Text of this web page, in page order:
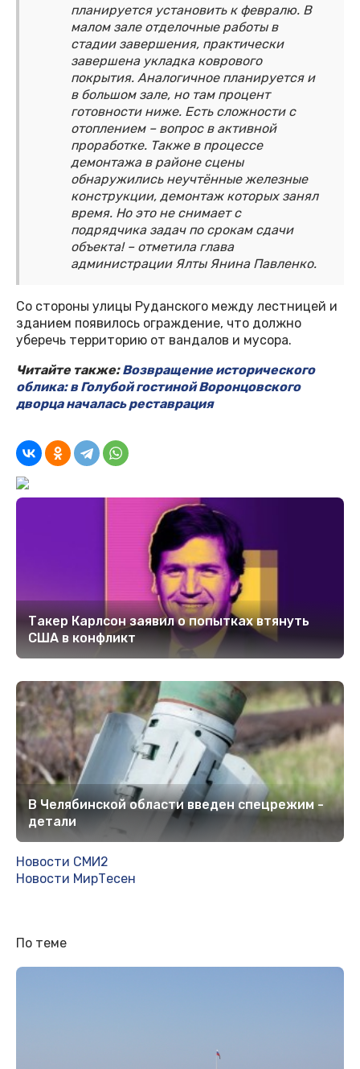
планируется установить к февралю. В
малом зале отделочные работы в
стадии завершения, практически
завершена укладка коврового
покрытия. Аналогичное планируется и
в большом зале, но там процент
готовности ниже. Есть сложности с
отоплением – вопрос в активной
проработке. Также в процессе
демонтажа в районе сцены
обнаружились неучтённые железные
конструкции, демонтаж которых занял
время. Но это не снимает с
подрядчика задач по срокам сдачи
объекта! – отметила глава
администрации Ялты Янина Павленко.
Со стороны улицы Руданского между лестницей и
зданием появилось ограждение, что должно
уберечь территорию от вандалов и мусора.
Читайте также:Возвращение исторического
облика: в Голубой гостиной Воронцовского
дворца началась реставрация
Такер Карлсон заявил о попытках втянуть
США в конфликт
В Челябинской области введен спецрежим -
детали
Новости СМИ2
Новости МирТесен
По теме